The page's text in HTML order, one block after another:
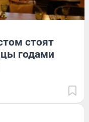
стоят
годами